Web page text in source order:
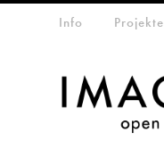
Info Projekte